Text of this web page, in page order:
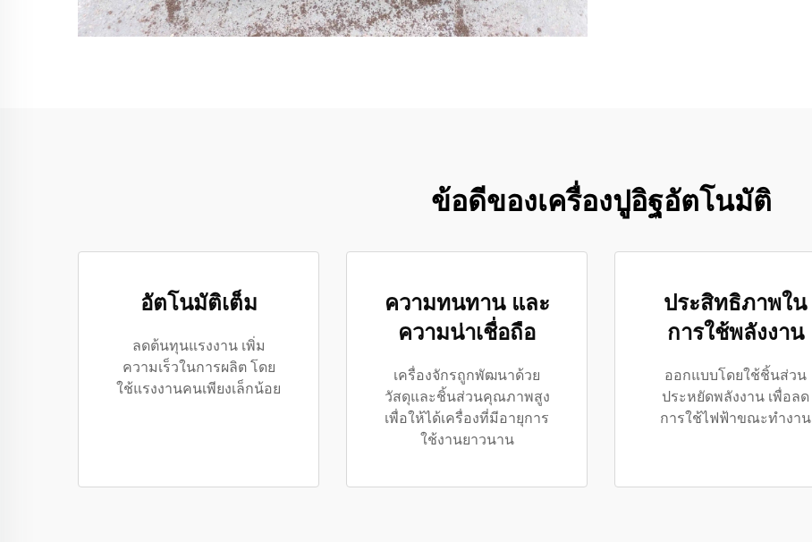
ข้อดีของเครื่องปูอิฐอัตโนมัติ
อัตโนมัติเต็ม
ลดต้นทุนแรงงาน เพิ่ม
ความเร็วในการผลิต โดย
ใช้แรงงานคนเพียงเล็กน้อย
ความทนทาน และ
ความน่าเชื่อถือ
เครื่องจักรถูกพัฒนาด้วย
วัสดุและชิ้นส่วนคุณภาพสูง
เพื่อให้ได้เครื่องที่มีอายุการ
ใช้งานยาวนาน
ประสิทธิภาพใน
การใช้พลังงาน
ออกแบบโดยใช้ชิ้นส่วน
ประหยัดพลังงาน เพื่อลด
การใช้ไฟฟ้าขณะทำงาน